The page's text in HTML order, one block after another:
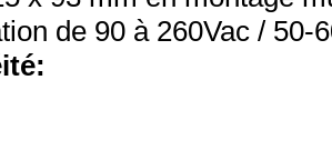
de 90 à 260Vac / 50-